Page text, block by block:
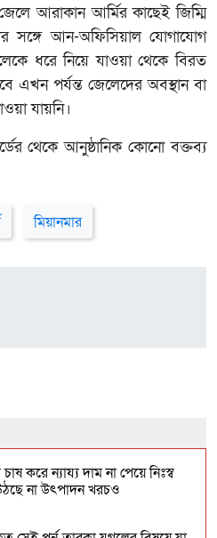
আরাকান আর্মির কাছেই জিম্মি
সঙ্গে আন-অফিসিয়াল যোগাযোগ
ধরে নিয়ে যাওয়া থেকে বিরত
এখন পর্যন্ত জেলেদের অবস্থান বা
যায়নি।
থেকে আনুষ্ঠানিক কোনো বক্তব্য
মিয়ানমার
করে ন্যায্য দাম না পেয়ে নিঃস্ব
না উৎপাদন খরচও